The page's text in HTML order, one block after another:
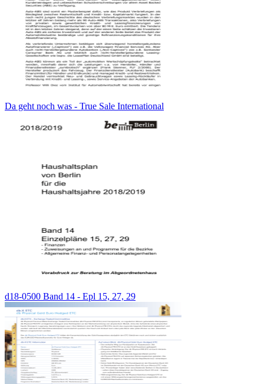
Da geht noch was - True Sale International
d18-0500 Band 14 - Epl 15, 27, 29